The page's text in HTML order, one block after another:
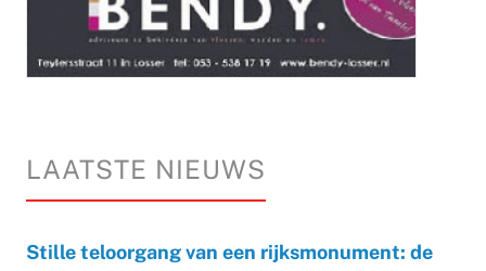
LAATSTE NIEUWS
Stille teloorgang van een rijksmonument: de